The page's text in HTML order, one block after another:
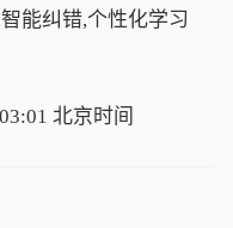
能纠错,个性化学习
北京时间
北京时间